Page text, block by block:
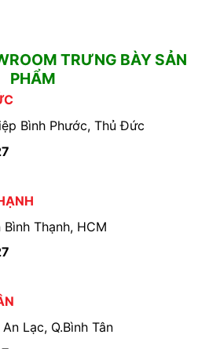
TRƯNG BÀY SẢN
PHẨM
Bình Phước, Thủ Đức
Bình Thạnh, HCM
Lạc, Q.Bình Tân